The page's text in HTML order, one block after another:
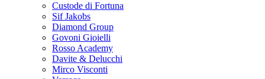
Custode di Fortuna
Sif Jakobs
Diamond Group
Govoni Gioielli
Rosso Academy
Davite & Delucchi
Mirco Visconti